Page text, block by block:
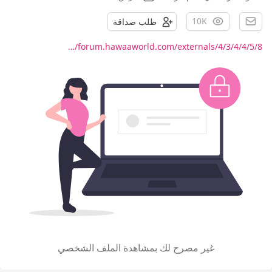
10K طلب صداقة
forum.hawaaworld.com/externals/4/3/4/4/5/8/…
غير مصرح لك بمشاهدة الملف الشخصي